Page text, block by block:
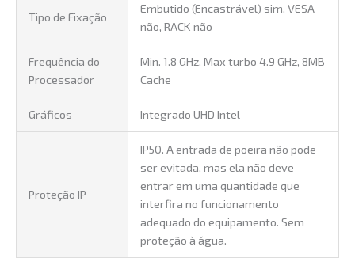
Tipo de Fixação
Embutido (Encastrável) sim, VESA
não, RACK não
Frequência do
Processador
Min. 1.8 GHz, Max turbo 4.9 GHz, 8MB
Cache
Gráficos Integrado UHD Intel
Proteção IP
IP50. A entrada de poeira não pode
ser evitada, mas ela não deve
entrar em uma quantidade que
interfira no funcionamento
adequado do equipamento. Sem
proteção à água.